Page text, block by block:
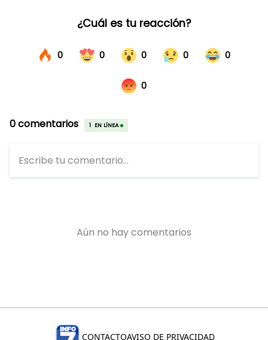
CONTACTOAVISO DE PRIVACIDAD